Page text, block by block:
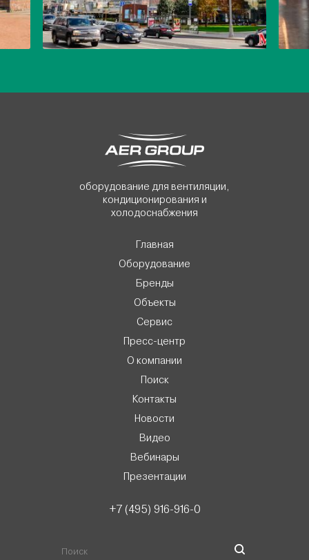
оборудование для вентиляции,
кондиционирования и
холодоснабжения
Главная
Оборудование
Бренды
Объекты
Сервис
Пресс-центр
О компании
Поиск
Контакты
Новости
Видео
Вебинары
Презентации
+7 (495) 916-916-0